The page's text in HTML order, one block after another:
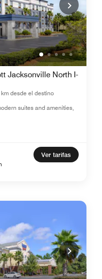
Jacksonville North I-
desde el destino
suites and amenities,
Ver tarifas